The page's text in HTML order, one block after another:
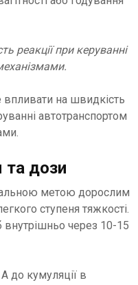
реакції при керуванні
на швидкість
автотранспортом
та дози
метою дорослим
ступеня тяжкості.
внутрішньо через 10-15
до кумуляції в